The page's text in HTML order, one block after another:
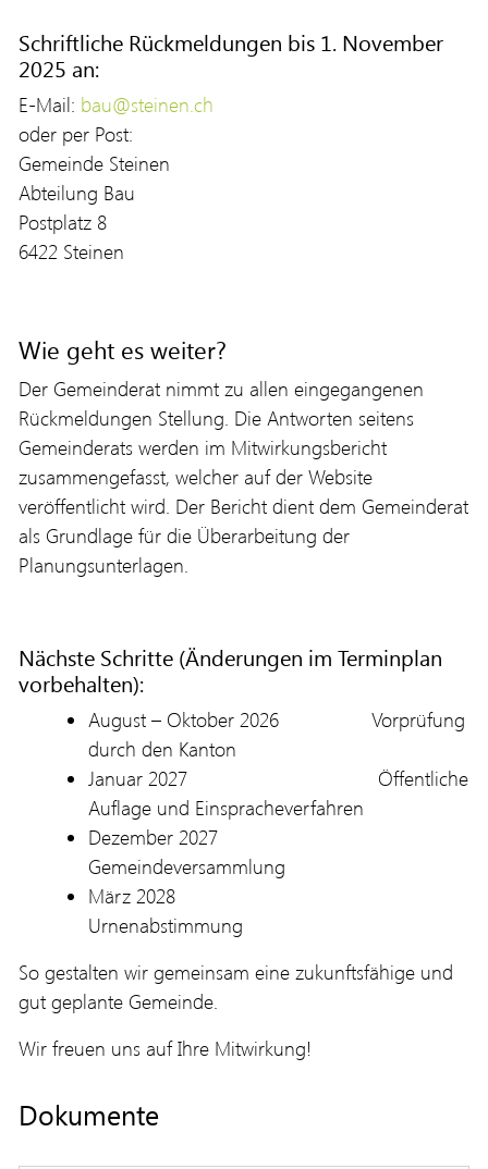
Schriftliche Rückmeldungen bis 1. November
2025 an:
E-Mail: bau@steinen.ch
oder per Post:
Gemeinde Steinen
Abteilung Bau
Postplatz 8
6422 Steinen
Wie geht es weiter?
Der Gemeinderat nimmt zu allen eingegangenen
Rückmeldungen Stellung. Die Antworten seitens
Gemeinderats werden im Mitwirkungsbericht
zusammengefasst, welcher auf der Website
veröffentlicht wird. Der Bericht dient dem Gemeinderat
als Grundlage für die Überarbeitung der
Planungsunterlagen.
Nächste Schritte (Änderungen im Terminplan
vorbehalten):
August – Oktober 2026 Vorprüfung
durch den Kanton
Januar 2027 Öffentliche
Auflage und Einspracheverfahren
Dezember 2027
Gemeindeversammlung
März 2028
Urnenabstimmung
So gestalten wir gemeinsam eine zukunftsfähige und
gut geplante Gemeinde.
Wir freuen uns auf Ihre Mitwirkung!
Dokumente